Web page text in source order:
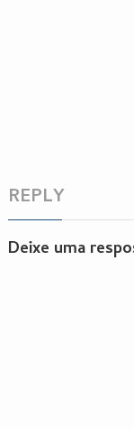
REPLY
Deixe uma